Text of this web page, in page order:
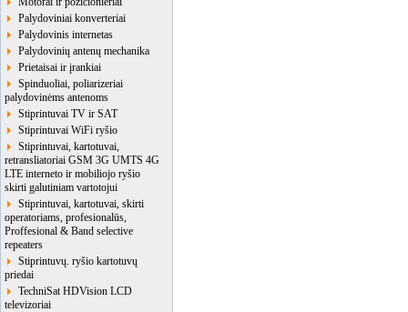
Palydoviniai konverteriai
Palydovinis internetas
Palydovinių antenų mechanika
Prietaisai ir įrankiai
Spinduoliai, poliarizeriai
palydovinėms antenoms
Stiprintuvai TV ir SAT
Stiprintuvai WiFi ryšio
Stiprintuvai, kartotuvai,
retransliatoriai GSM 3G UMTS 4G
LTE interneto ir mobiliojo ryšio
skirti galutiniam vartotojui
Stiprintuvai, kartotuvai, skirti
operatoriams, profesionalūs,
Proffesional & Band selective
repeaters
Stiprintuvų. ryšio kartotuvų
priedai
TechniSat HDVision LCD
televizoriai